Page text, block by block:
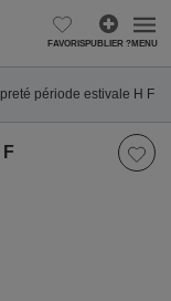
FAVORISPUBLIER ?MENU
période estivale H F